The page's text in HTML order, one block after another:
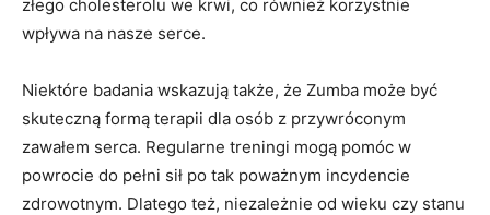
złego cholesterolu we krwi, co również korzystnie
wpływa na nasze serce.
Niektóre badania wskazują także, że Zumba może być
skuteczną formą terapii dla osób z przywróconym
zawałem serca. Regularne treningi mogą pomóc w
powrocie do pełni sił po tak poważnym incydencie
zdrowotnym. Dlatego też, niezależnie od wieku czy stanu